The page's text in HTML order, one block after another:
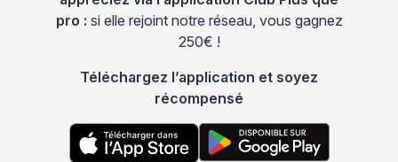
pro : si elle rejoint notre réseau, vous gagnez
250€ !
Téléchargez l’application et soyez
récompensé